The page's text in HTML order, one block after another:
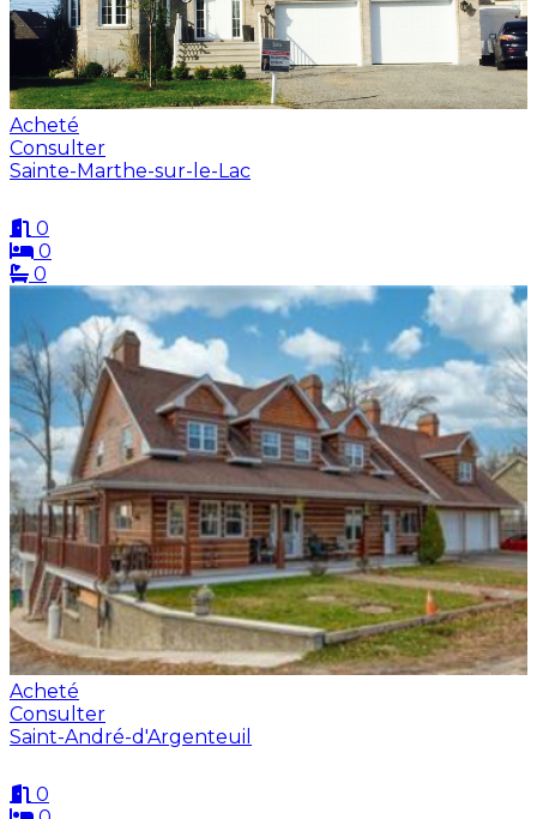
Acheté
Consulter
Sainte-Marthe-sur-le-Lac
0
0
0
Acheté
Consulter
Saint-André-d'Argenteuil
0